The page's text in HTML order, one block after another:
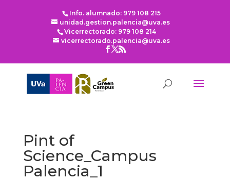
Info. alumnado: 979 108 215
unidad.gestion.palencia@uva.es
Vicerrectorado: 979 108 214
vicerrectorado.palencia@uva.es
Pint of
Science_Campus
Palencia_1